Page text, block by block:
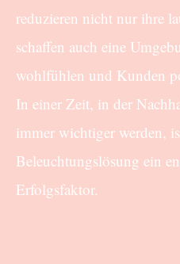
reduzieren nicht nur ihre
schaffen auch eine
wohlfühlen und Kunden
In einer Zeit, in der
immer wichtiger werden,
Beleuchtungslösung ein
Erfolgsfaktor.